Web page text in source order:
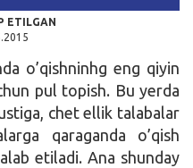
ETILGAN
o’qishninhg eng qiyin
pul topish. Bu yerda
chet ellik talabalar
qaraganda o’qish
etiladi. Ana shunday